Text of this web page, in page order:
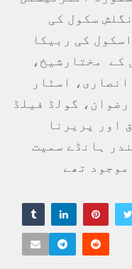
سکول کی
کی ربیکا
کے مختارشیخ،
اسٹار
گولڈ فیلڈ
اور پریرنا
ہانڈے سمیت
تھے